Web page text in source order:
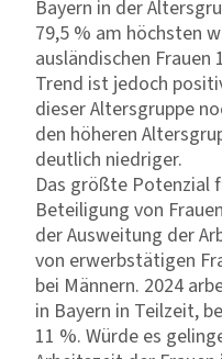
Bayern in der
79,5 % am höchsten
ausländischen
Trend ist jedoch
dieser Altersgruppe
den höheren
deutlich niedriger.
Das größte Potenzial
Beteiligung von
der Ausweitung der
von erwerbstätigen
bei Männern. 2024
in Bayern in Teilzeit,
11 %. Würde es